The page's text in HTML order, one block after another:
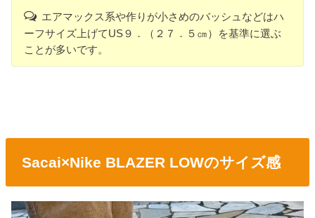
エアマックス系や作りが小さめのバッシュなどはハ
ーフサイズ上げてUS９．（２７．５㎝）を基準に選ぶ
ことが多いです。
Sacai×Nike BLAZER LOWのサイズ感